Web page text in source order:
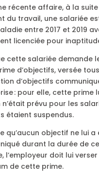
récente affaire, à la suite
du travail, une salariée
entre 2017 et 2019
licenciée pour
cette salariée demande
d’objectifs, versée
d’objectifs
: pour elle, cette prime
n’était prévu pour les
étaient suspendus.
qu’aucun objectif ne lui a
durant la durée de
l’employeur doit lui
de cette prime.